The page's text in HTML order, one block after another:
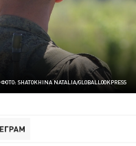
ФОТО: SHATOKHINA NATALIA/GLOBALLOOKPRESS